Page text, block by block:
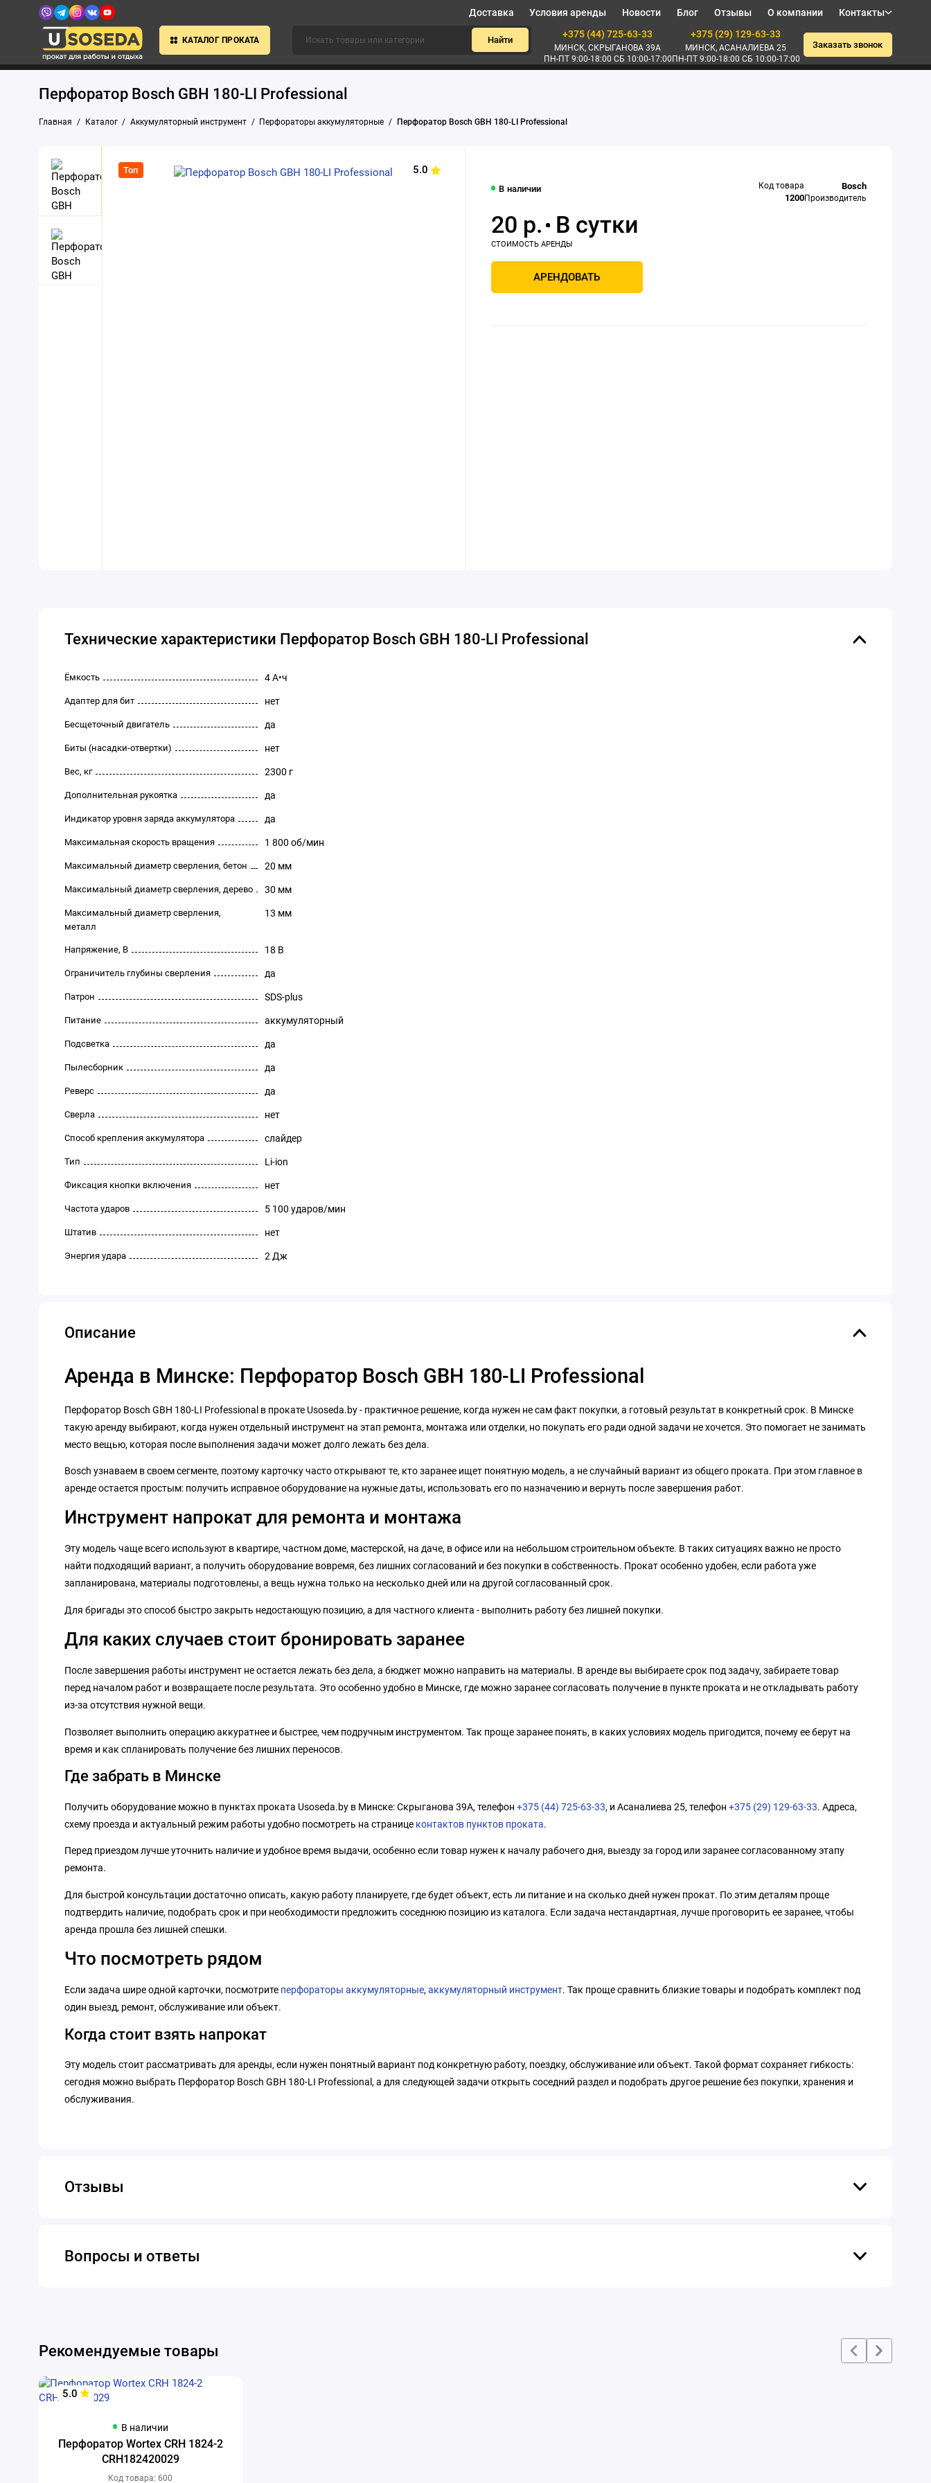
Доставка Условия аренды Новости Блог Отзывы О компании Контакты
КАТАЛОГ ПРОКАТА Найти
+375 (44) 725-63-33
МИНСК, СКРЫГАНОВА 39А
ПН-ПТ 9:00-18:00 СБ 10:00-17:00
+375 (29) 129-63-33
МИНСК, АСАНАЛИЕВА 25
ПН-ПТ 9:00-18:00 СБ 10:00-17:00
Заказать звонок
Перфоратор Bosch GBH 180-LI Professional
Главная Каталог Аккумуляторный инструмент Перфораторы аккумуляторные Перфоратор Bosch GBH 180-LI Professional
Топ 5.0
В наличии Код товара
1200
Bosch
Производитель
20 р.
АРЕНДОВАТЬ
Технические характеристики Перфоратор Bosch GBH 180-LI Professional
Ёмкость 4 А•ч
Адаптер для бит нет
Бесщеточный двигатель да
Биты (насадки-отвертки) нет
Вес, кг 2300 г
Дополнительная рукоятка да
Индикатор уровня заряда аккумулятора да
Максимальная скорость вращения 1 800 об/мин
Максимальный диаметр сверления, бетон 20 мм
Максимальный диаметр сверления, дерево 30 мм
Максимальный диаметр сверления,
металл
13 мм
Напряжение, В 18 В
Ограничитель глубины сверления да
Патрон SDS-plus
Питание аккумуляторный
Подсветка да
Пылесборник да
Реверс да
Сверла нет
Способ крепления аккумулятора слайдер
Тип Li-ion
Фиксация кнопки включения нет
Частота ударов 5 100 ударов/мин
Штатив нет
Энергия удара 2 Дж
Описание
Аренда в Минске: Перфоратор Bosch GBH 180-LI Professional
Перфоратор Bosch GBH 180-LI Professional в прокате Usoseda.by - практичное решение, когда нужен не сам факт покупки, а готовый результат в конкретный срок. В Минске
такую аренду выбирают, когда нужен отдельный инструмент на этап ремонта, монтажа или отделки, но покупать его ради одной задачи не хочется. Это помогает не занимать
место вещью, которая после выполнения задачи может долго лежать без дела.
Bosch узнаваем в своем сегменте, поэтому карточку часто открывают те, кто заранее ищет понятную модель, а не случайный вариант из общего проката. При этом главное в
аренде остается простым: получить исправное оборудование на нужные даты, использовать его по назначению и вернуть после завершения работ.
Инструмент напрокат для ремонта и монтажа
Эту модель чаще всего используют в квартире, частном доме, мастерской, на даче, в офисе или на небольшом строительном объекте. В таких ситуациях важно не просто
найти подходящий вариант, а получить оборудование вовремя, без лишних согласований и без покупки в собственность. Прокат особенно удобен, если работа уже
запланирована, материалы подготовлены, а вещь нужна только на несколько дней или на другой согласованный срок.
Для бригады это способ быстро закрыть недостающую позицию, а для частного клиента - выполнить работу без лишней покупки.
Для каких случаев стоит бронировать заранее
После завершения работы инструмент не остается лежать без дела, а бюджет можно направить на материалы. В аренде вы выбираете срок под задачу, забираете товар
перед началом работ и возвращаете после результата. Это особенно удобно в Минске, где можно заранее согласовать получение в пункте проката и не откладывать работу
из-за отсутствия нужной вещи.
Позволяет выполнить операцию аккуратнее и быстрее, чем подручным инструментом. Так проще заранее понять, в каких условиях модель пригодится, почему ее берут на
время и как спланировать получение без лишних переносов.
Где забрать в Минске
Получить оборудование можно в пунктах проката Usoseda.by в Минске: Скрыганова 39А, телефон +375 (44) 725-63-33, и Асаналиева 25, телефон +375 (29) 129-63-33. Адреса,
схему проезда и актуальный режим работы удобно посмотреть на странице контактов пунктов проката.
Перед приездом лучше уточнить наличие и удобное время выдачи, особенно если товар нужен к началу рабочего дня, выезду за город или заранее согласованному этапу
ремонта.
Для быстрой консультации достаточно описать, какую работу планируете, где будет объект, есть ли питание и на сколько дней нужен прокат. По этим деталям проще
подтвердить наличие, подобрать срок и при необходимости предложить соседнюю позицию из каталога. Если задача нестандартная, лучше проговорить ее заранее, чтобы
аренда прошла без лишней спешки.
Что посмотреть рядом
Если задача шире одной карточки, посмотрите перфораторы аккумуляторные, аккумуляторный инструмент. Так проще сравнить близкие товары и подобрать комплект под
один выезд, ремонт, обслуживание или объект.
Когда стоит взять напрокат
Эту модель стоит рассматривать для аренды, если нужен понятный вариант под конкретную работу, поездку, обслуживание или объект. Такой формат сохраняет гибкость:
сегодня можно выбрать Перфоратор Bosch GBH 180-LI Professional, а для следующей задачи открыть соседний раздел и подобрать другое решение без покупки, хранения и
обслуживания.
Отзывы
Вопросы и ответы
Рекомендуемые товары
5.0
В наличии
Перфоратор Wortex CRH 1824-2
CRH182420029
Код товара: 600